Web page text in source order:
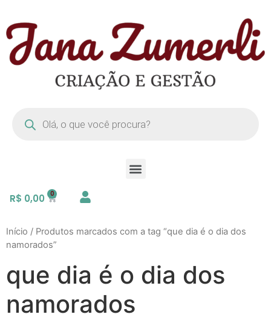
R$ 0,00
Início / Produtos marcados com a tag “que dia é o dia dos
namorados”
que dia é o dia dos
namorados